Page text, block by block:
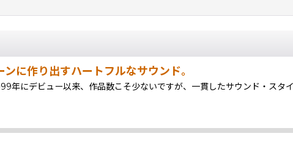
に作り出すハートフルなサウンド。
年にデビュー以来、作品数こそ少ないですが、一貫したサウンド・スタ